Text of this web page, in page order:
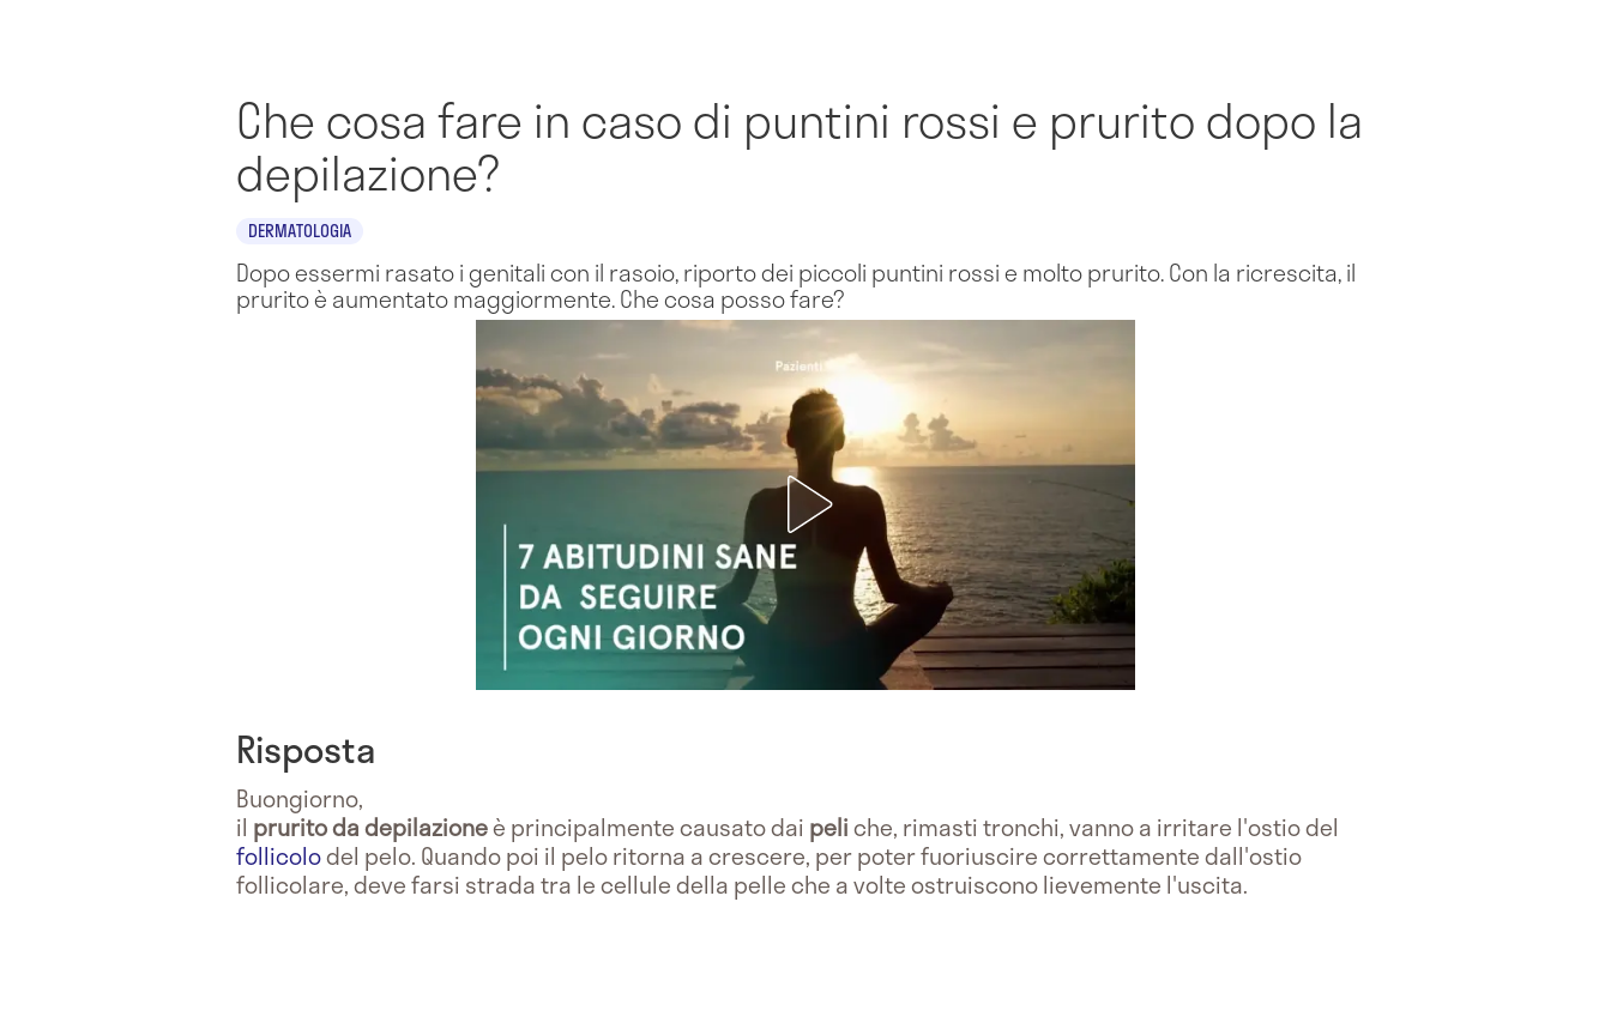
Che cosa fare in caso di puntini rossi e prurito dopo la
depilazione?
DERMATOLOGIA
Dopo essermi rasato i genitali con il rasoio, riporto dei piccoli puntini rossi e molto prurito. Con la ricrescita, il
prurito è aumentato maggiormente. Che cosa posso fare?
Risposta
Buongiorno,
il pruritodadepilazioneè principalmente causato dai peliche, rimasti tronchi, vanno a irritare l'ostio del
follicolodel pelo. Quando poi il pelo ritorna a crescere, per poter fuoriuscire correttamente dall'ostio
follicolare, deve farsi strada tra le cellule della pelle che a volte ostruiscono lievemente l'uscita.